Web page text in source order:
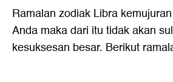
Ramalan zodiak Libra
Anda maka dari itu tidak akan
kesuksesan besar. Berikut